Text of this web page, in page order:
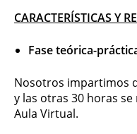
CARACTERÍSTICAS Y
Fase teórica-
Nosotros impartimos
y las otras 30 horas
Aula Virtual.